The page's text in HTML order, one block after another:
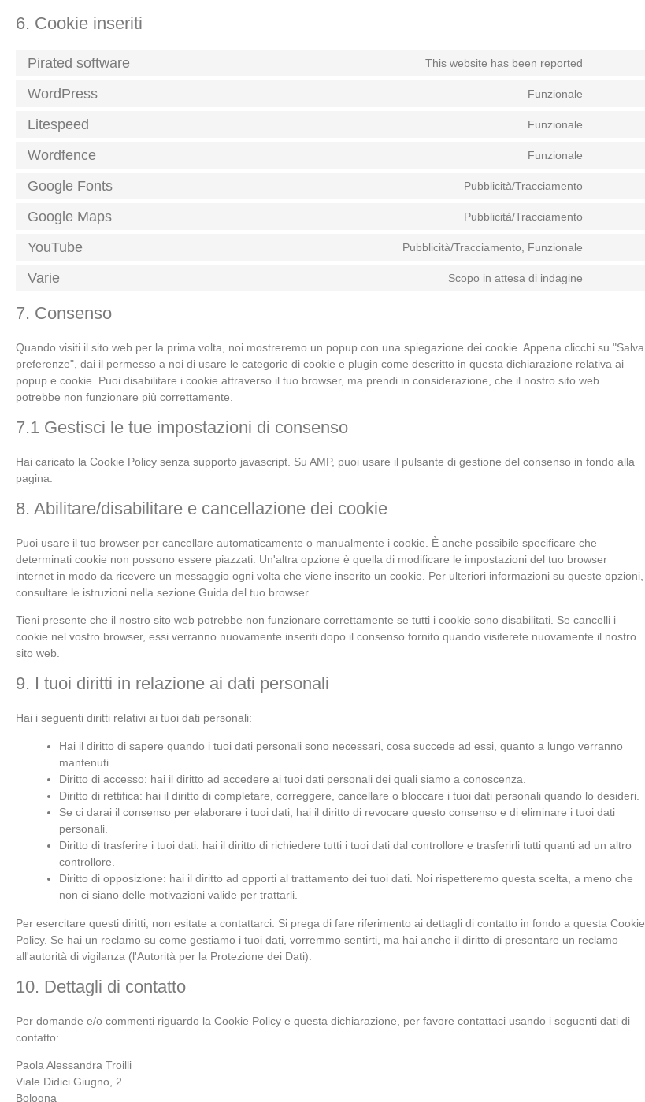
6. Cookie inseriti
Pirated software This website has been reported
WordPress Funzionale
Litespeed Funzionale
Wordfence Funzionale
Google Fonts Pubblicità/Tracciamento
Google Maps Pubblicità/Tracciamento
YouTube Pubblicità/Tracciamento, Funzionale
Varie Scopo in attesa di indagine
7. Consenso
Quando visiti il sito web per la prima volta, noi mostreremo un popup con una spiegazione dei cookie. Appena clicchi su "Salva
preferenze", dai il permesso a noi di usare le categorie di cookie e plugin come descritto in questa dichiarazione relativa ai
popup e cookie. Puoi disabilitare i cookie attraverso il tuo browser, ma prendi in considerazione, che il nostro sito web
potrebbe non funzionare più correttamente.
7.1 Gestisci le tue impostazioni di consenso
Hai caricato la Cookie Policy senza supporto javascript. Su AMP, puoi usare il pulsante di gestione del consenso in fondo alla
pagina.
8. Abilitare/disabilitare e cancellazione dei cookie
Puoi usare il tuo browser per cancellare automaticamente o manualmente i cookie. È anche possibile specificare che
determinati cookie non possono essere piazzati. Un'altra opzione è quella di modificare le impostazioni del tuo browser
internet in modo da ricevere un messaggio ogni volta che viene inserito un cookie. Per ulteriori informazioni su queste opzioni,
consultare le istruzioni nella sezione Guida del tuo browser.
Tieni presente che il nostro sito web potrebbe non funzionare correttamente se tutti i cookie sono disabilitati. Se cancelli i
cookie nel vostro browser, essi verranno nuovamente inseriti dopo il consenso fornito quando visiterete nuovamente il nostro
sito web.
9. I tuoi diritti in relazione ai dati personali
Hai i seguenti diritti relativi ai tuoi dati personali:
Hai il diritto di sapere quando i tuoi dati personali sono necessari, cosa succede ad essi, quanto a lungo verranno
mantenuti.
Diritto di accesso: hai il diritto ad accedere ai tuoi dati personali dei quali siamo a conoscenza.
Diritto di rettifica: hai il diritto di completare, correggere, cancellare o bloccare i tuoi dati personali quando lo desideri.
Se ci darai il consenso per elaborare i tuoi dati, hai il diritto di revocare questo consenso e di eliminare i tuoi dati
personali.
Diritto di trasferire i tuoi dati: hai il diritto di richiedere tutti i tuoi dati dal controllore e trasferirli tutti quanti ad un altro
controllore.
Diritto di opposizione: hai il diritto ad opporti al trattamento dei tuoi dati. Noi rispetteremo questa scelta, a meno che
non ci siano delle motivazioni valide per trattarli.
Per esercitare questi diritti, non esitate a contattarci. Si prega di fare riferimento ai dettagli di contatto in fondo a questa Cookie
Policy. Se hai un reclamo su come gestiamo i tuoi dati, vorremmo sentirti, ma hai anche il diritto di presentare un reclamo
all'autorità di vigilanza (l'Autorità per la Protezione dei Dati).
10. Dettagli di contatto
Per domande e/o commenti riguardo la Cookie Policy e questa dichiarazione, per favore contattaci usando i seguenti dati di
contatto:
Paola Alessandra Troilli
Viale Didici Giugno, 2
Bologna